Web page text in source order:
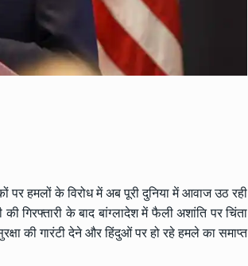
हमलों के विरोध में अब पूरी दुनिया में आवाज उठ रही
गिरफ्तारी के बाद बांग्लादेश में फैली अशांति पर चिंता
की गारंटी देने और हिंदुओं पर हो रहे हमले का समाप्त